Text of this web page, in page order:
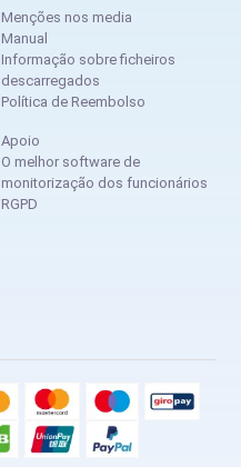
Menções nos media
Manual
Informação sobre ficheiros
descarregados
Política de Reembolso
Apoio
O melhor software de
monitorização dos funcionários
RGPD